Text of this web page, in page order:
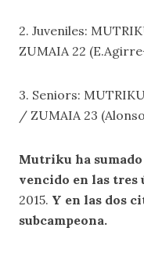
2. Juveniles:
ZUMAIA 22
3. Seniors:
/ ZUMAIA 23
Mutriku ha
vencido en las
2015. Y en las dos
subcampeona.